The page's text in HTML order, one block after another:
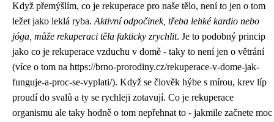
Když přemýšlím, co je rekuperace pro naše tělo, není to jen o tom
ležet jako leklá ryba. Aktivní odpočinek, třeba lehké kardio nebo
jóga, může rekuperaci těla fakticky zrychlit. Je to podobný princip
jako co je rekuperace vzduchu v domě - taky to není jen o větrání
(více o tom na https://brno-prorodiny.cz/rekuperace-v-dome-jak-
funguje-a-proc-se-vyplati/). Když se člověk hýbe s mírou, krev líp
proudí do svalů a ty se rychleji zotavují. Co je rekuperace
organismu ale taky hodně o tom nepřehnat to - jakmile začnete moc